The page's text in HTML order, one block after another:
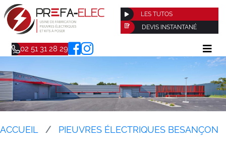
LES TUTOS
DEVIS INSTANTANÉ
02 51 31 28 29
ACCUEIL PIEUVRES ÉLECTRIQUES BESANÇON